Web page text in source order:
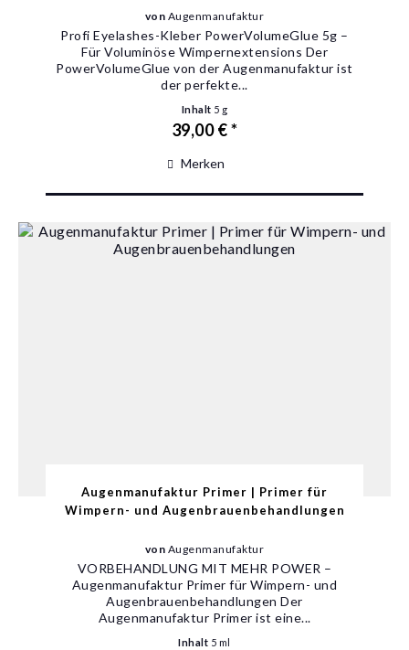
von Augenmanufaktur
Profi Eyelashes-Kleber PowerVolumeGlue 5g –
Für Voluminöse Wimpernextensions Der
PowerVolumeGlue von der Augenmanufaktur ist
der perfekte...
Inhalt 5 g
39,00 € *
Merken
Augenmanufaktur Primer | Primer für
Wimpern- und Augenbrauenbehandlungen
von Augenmanufaktur
VORBEHANDLUNG MIT MEHR POWER –
Augenmanufaktur Primer für Wimpern- und
Augenbrauenbehandlungen Der
Augenmanufaktur Primer ist eine...
Inhalt 5 ml